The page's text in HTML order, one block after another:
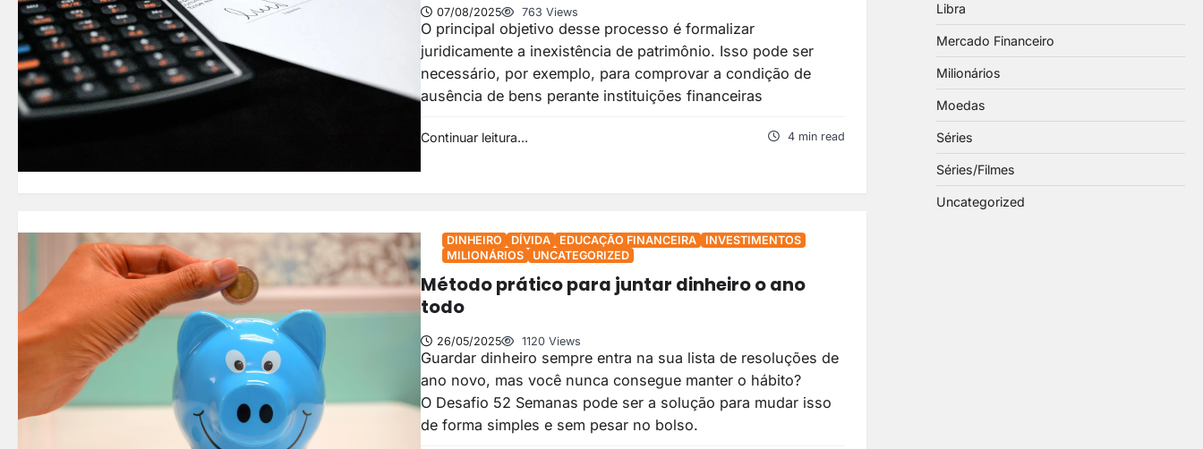
07/08/2025 763 Views
O principal objetivo desse processo é formalizar
juridicamente a inexistência de patrimônio. Isso pode ser
necessário, por exemplo, para comprovar a condição de
ausência de bens perante instituições financeiras
Continuar leitura... 4 min read
DINHEIRO DÍVIDA EDUCAÇÃO FINANCEIRA
INVESTIMENTOS
MILIONÁRIOS
UNCATEGORIZED
Método prático para juntar dinheiro o ano
todo
26/05/2025 1120 Views
Guardar dinheiro sempre entra na sua lista de resoluções de
ano novo, mas você nunca consegue manter o hábito?
O Desafio 52 Semanas pode ser a solução para mudar isso
de forma simples e sem pesar no bolso.
Libra
Mercado Financeiro
Milionários
Moedas
Séries
Séries/Filmes
Uncategorized